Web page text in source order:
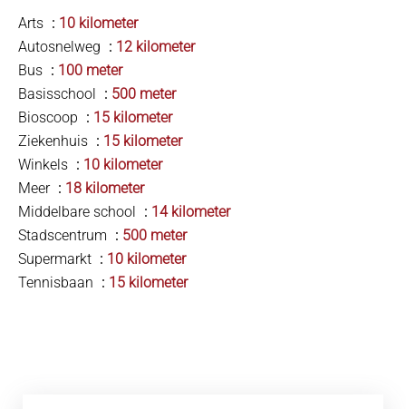
Arts
10 kilometer
Autosnelweg
12 kilometer
Bus
100 meter
Basisschool
500 meter
Bioscoop
15 kilometer
Ziekenhuis
15 kilometer
Winkels
10 kilometer
Meer
18 kilometer
Middelbare school
14 kilometer
Stadscentrum
500 meter
Supermarkt
10 kilometer
Tennisbaan
15 kilometer